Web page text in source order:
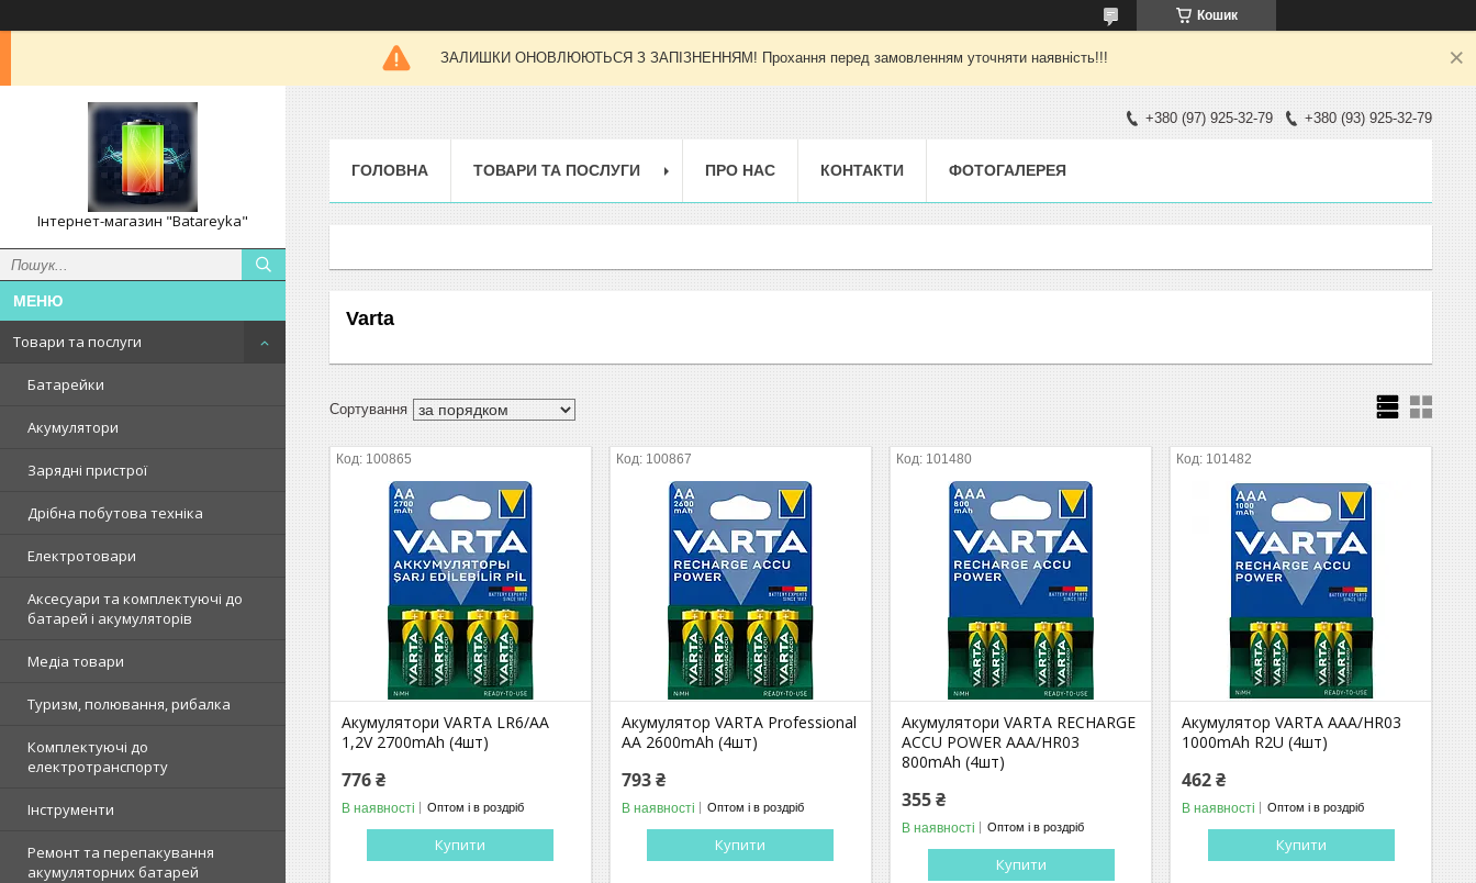
Кошик
ЗАЛИШКИ ОНОВЛЮЮТЬСЯ З ЗАПІЗНЕННЯМ! Прохання перед замовленням уточняти наявність!!!
Інтернет-магазин "Batareyka"
Товари та послуги
Батарейки
Акумулятори
Зарядні пристрої
Дрібна побутова техніка
Електротовари
Аксесуари та комплектуючі до
батарей і акумуляторів
Медіа товари
Туризм, полювання, рибалка
Комплектуючі до
електротранспорту
Інструменти
Ремонт та перепакування
акумуляторних батарей
+380 (97) 925-32-79 +380 (93) 925-32-79
ГОЛОВНА ТОВАРИ ТА ПОСЛУГИ ПРО НАС КОНТАКТИ ФОТОГАЛЕРЕЯ
Varta
100865
Акумулятори VARTA LR6/AA
1,2V 2700mAh (4шт)
776 ₴
В наявності Оптом і в роздріб
Купити
100867
Акумулятор VARTA Professional
AA 2600mAh (4шт)
793 ₴
В наявності Оптом і в роздріб
Купити
101480
Акумулятори VARTA RECHARGE
ACCU POWER AAA/HR03
800mAh (4шт)
355 ₴
В наявності Оптом і в роздріб
Купити
101482
Акумулятор VARTA AAA/HR03
1000mAh R2U (4шт)
462 ₴
В наявності Оптом і в роздріб
Купити